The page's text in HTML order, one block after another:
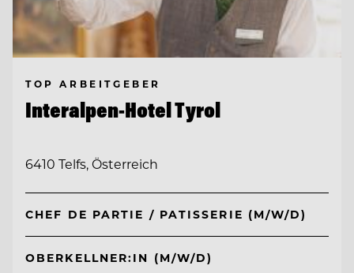
TOP ARBEITGEBER
Interalpen-Hotel Tyrol
6410 Telfs, Österreich
CHEF DE PARTIE / PATISSERIE (M/W/D)
OBERKELLNER:IN (M/W/D)